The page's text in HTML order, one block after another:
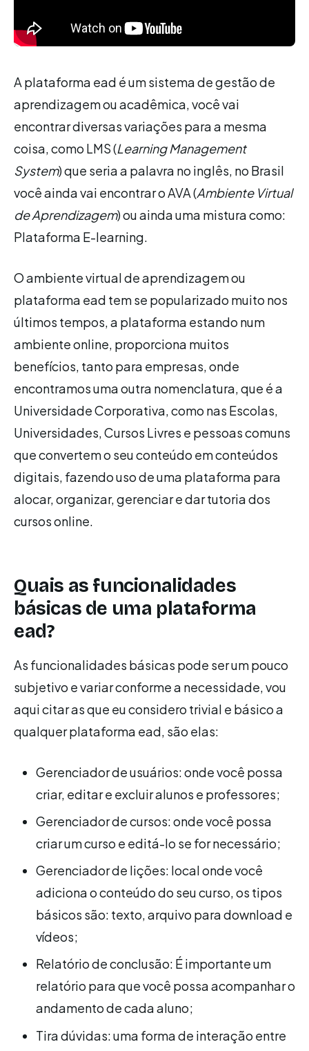
A plataforma ead é um sistema de gestão de
aprendizagem ou acadêmica, você vai
encontrar diversas variações para a mesma
coisa, como LMS (Learning Management
System) que seria a palavra no inglês, no Brasil
você ainda vai encontrar o AVA (Ambiente Virtual
de Aprendizagem) ou ainda uma mistura como:
Plataforma E-learning.
O ambiente virtual de aprendizagem ou
plataforma ead tem se popularizado muito nos
últimos tempos, a plataforma estando num
ambiente online, proporciona muitos
benefícios, tanto para empresas, onde
encontramos uma outra nomenclatura, que é a
Universidade Corporativa, como nas Escolas,
Universidades, Cursos Livres e pessoas comuns
que convertem o seu conteúdo em conteúdos
digitais, fazendo uso de uma plataforma para
alocar, organizar, gerenciar e dar tutoria dos
cursos online.
Quais as funcionalidades
básicas de uma plataforma
ead?
As funcionalidades básicas pode ser um pouco
subjetivo e variar conforme a necessidade, vou
aqui citar as que eu considero trivial e básico a
qualquer plataforma ead, são elas:
Gerenciador de usuários: onde você possa
criar, editar e excluir alunos e professores;
Gerenciador de cursos: onde você possa
criar um curso e editá-lo se for necessário;
Gerenciador de lições: local onde você
adiciona o conteúdo do seu curso, os tipos
básicos são: texto, arquivo para download e
vídeos;
Relatório de conclusão: É importante um
relatório para que você possa acompanhar o
andamento de cada aluno;
Tira dúvidas: uma forma de interação entre